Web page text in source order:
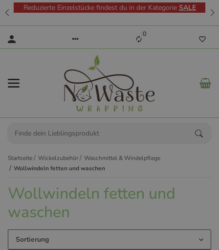
Reduzierte Einzelstücke findest du in der Kategorie SALE
0
Startseite Wickelzubehör
Waschmittel & Windelpflege
Wollwindeln fetten und waschen
Wollwindeln fetten und
waschen
Sortierung